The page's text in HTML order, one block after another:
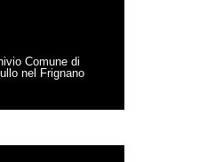
Comune di
nel Frignano